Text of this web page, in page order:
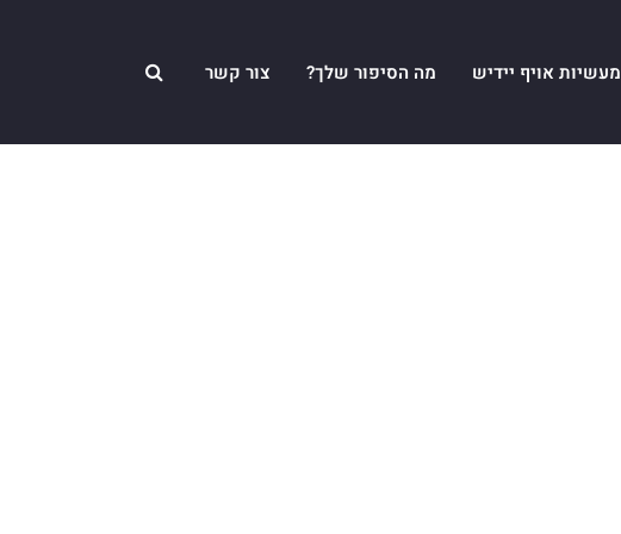
מעשיות אויף יידיש מה הסיפור שלך? צור קשר